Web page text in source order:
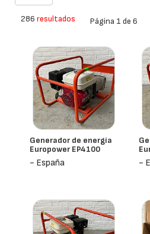
286 resultados Página 1 de 6
Generador de energía
Europower EP4100
- España -